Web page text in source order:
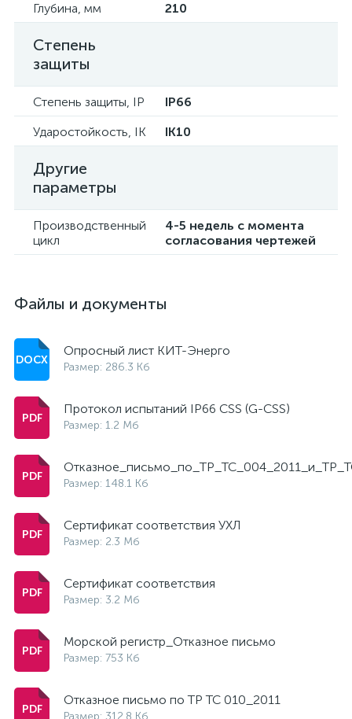
Глубина, мм
210
Степень
защиты
Степень защиты, IP
IP66
Ударостойкость, IK
IK10
Другие
параметры
Производственный
цикл
4-5 недель с момента
согласования чертежей
Файлы и документы
Опросный лист КИТ-Энерго
Размер: 286.3 Кб
Протокол испытаний IP66 CSS (G-CSS)
Размер: 1.2 Мб
Размер: 148.1 Кб
Сертификат соответствия УХЛ
Размер: 2.3 Мб
Сертификат соответствия
Размер: 3.2 Мб
Морской регистр_Отказное письмо
Размер: 753 Кб
Отказное письмо по ТР ТС 010_2011
Размер: 312.8 Кб